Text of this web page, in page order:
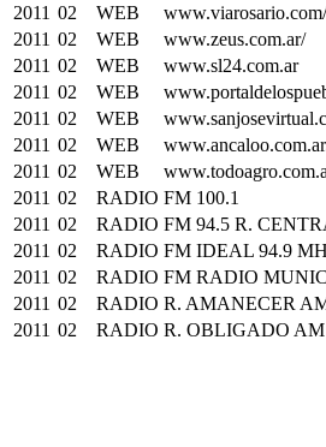
2011 02 WEB www.viarosario.com/
2011 02 WEB www.zeus.com.ar/
2011 02 WEB www.sl24.com.ar
2011 02 WEB
2011 02 WEB
2011 02 WEB
2011 02 WEB
2011 02 RADIO FM 100.1
2011 02 RADIO FM 94.5 R.
2011 02 RADIO FM IDEAL 94.9
2011 02 RADIO FM RADIO
2011 02 RADIO R. AMANECER
2011 02 RADIO R. OBLIGADO AM